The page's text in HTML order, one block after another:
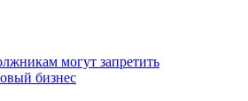
могут запретить
бизнес